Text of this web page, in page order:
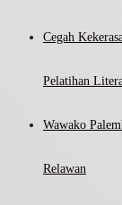
Cegah
Pelatihan
Wawako
Relawan